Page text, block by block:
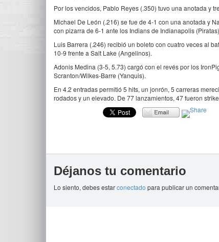
Por los vencidos, Pablo Reyes (.350) tuvo una anotada y
Michael De León (.216) se fue de 4-1 con una anotada y
con pizarra de 6-1 ante los Indians de Indianapolis
Luis Barrera (.246) recibió un boleto con cuatro veces al
10-9 frente a Salt Lake (Angelinos).
Adonis Medina (3-5, 5.73) cargó con el revés por los
Scranton/Wilkes-Barre (Yanquis).
En 4.2 entradas permitió 5 hits, un jonrón, 5 carreras
rodados y un elevado. De 77 lanzamientos, 47 fueron
Déjanos tu comentario
Lo siento, debes estarconectado para publicar un